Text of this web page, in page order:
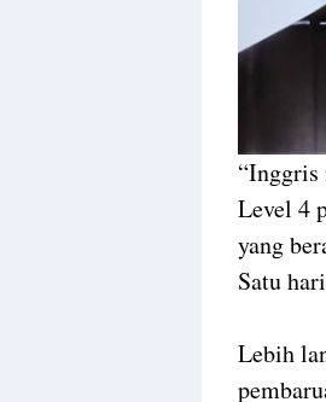
“Inggris
Level 4
yang
Satu
Lebih